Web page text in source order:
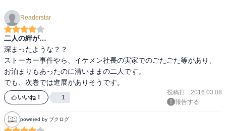
Readerstar
二人の絆が…
深まったような？？
ストーカー事件やら、イケメン社長の実家でのごたごた等があり、
お泊まりもあったのに清いままの二人です。
いいね！ 1
投稿日 : 2016.03.08
報告する
powered by ブクログ